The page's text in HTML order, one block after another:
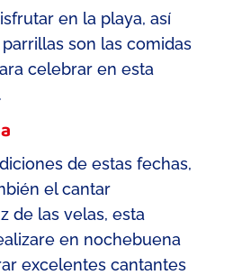
en la playa, así
son las comidas
celebrar en esta
de estas fechas,
el cantar
de las velas, esta
en nochebuena
excelentes cantantes